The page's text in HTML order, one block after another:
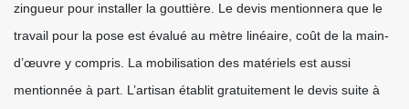
zingueur pour installer la gouttière. Le devis mentionnera que le
travail pour la pose est évalué au mètre linéaire, coût de la main-
d’œuvre y compris. La mobilisation des matériels est aussi
mentionnée à part. L’artisan établit gratuitement le devis suite à